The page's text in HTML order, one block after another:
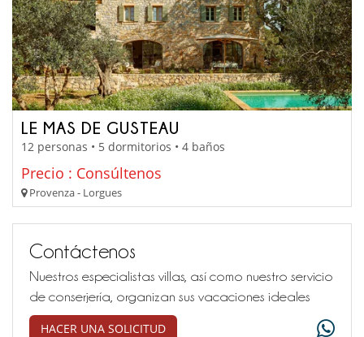
LE MAS DE GUSTEAU
12 personas • 5 dormitorios • 4 baños
Precio : Consúltenos
Provenza - Lorgues
Contáctenos
Nuestros especialistas villas, así como nuestro servicio
de conserjería, organizan sus vacaciones ideales
HACER UNA SOLICITUD